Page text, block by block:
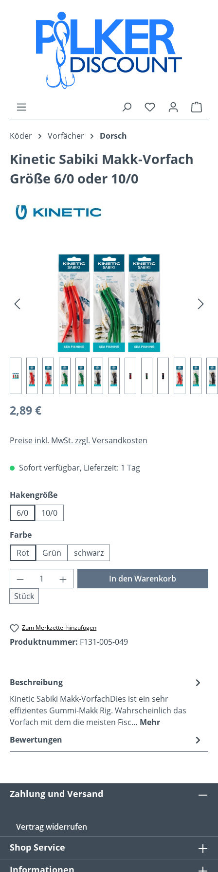
Zum Hauptinhalt springen
Du hast 0
Köder Vorfächer Dorsch
Kinetic Sabiki Makk-Vorfach
Größe 6/0 oder 10/0
Bildergalerie überspringen
Regulärer Preis:
2,89 €
Preise inkl. MwSt. zzgl. Versandkosten
Sofort verfügbar, Lieferzeit: 1 Tag
Hakengrößeauswählen
6/0
10/0
Farbeauswählen
Rot
Grün schwarz
Produkt Anzahl: Gib den gewünschten
Stück
In den Warenkorb
Zum Merkzettel hinzufügen
Produktnummer: F131-005-049
Beschreibung
Kinetic Sabiki Makk-VorfachDies ist ein sehr
effizientes Gummi-Makk Rig. Wahrscheinlich das
Vorfach mit dem die meisten Fisc… Mehr
Bewertungen
Zahlung und Versand
Vertrag widerrufen
Shop Service
Informationen